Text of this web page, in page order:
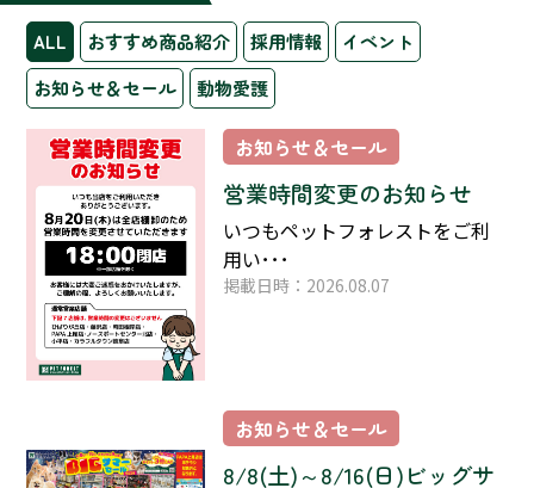
ALL おすすめ商品紹介 採用情報
イベント
お知らせ＆セール
動物愛護
お知らせ＆セール
営業時間変更のお知らせ
いつもペットフォレストをご利
用い･･･
掲載日時：2026.08.07
お知らせ＆セール
8/8(土)～8/16(日)ビッグサ